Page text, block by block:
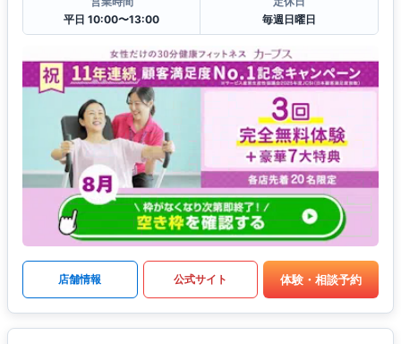
平日 10:00〜13:00
毎週日曜日
店舗情報 公式サイト 体験・相談予約